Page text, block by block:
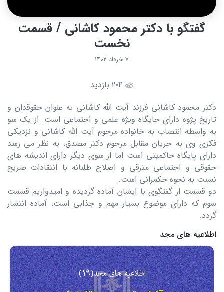
گفتگو با دکتر محمود کاشانی / قسمت
نخست
۷ خرداد ۱۴۰۲
204 بازدید
دکتر محمود کاشانی فرزند آیت الله کاشانی به عنوان حقوقدان و
تاریخ پژوه دارای جایگاه ویژه علمی و اجتماعی است. از یک سو
به واسطه انتصاب به خانواده مرحوم آیت الله کاشانی و نزدیکی
فکری وی به جریان مقابل مرحوم دکتر مصدق، به نظر می رسد
دارای پایگاه حاکمیتی است اما از سوی دیگر دارای اندیشه های
حقوقی و اجتماعی مترقی و اصلاح طلبانه با انتقادات صریح
نسبت به نحوه حکمرانی است.
دو قسمت از گفتگوی با ایشان آماده گردیده و امیدواریم قسمت
سوم که دارای موضوع بسیار مهم و جذابی است، آماده انتشار
گردد.
اطلاعیه های مجد